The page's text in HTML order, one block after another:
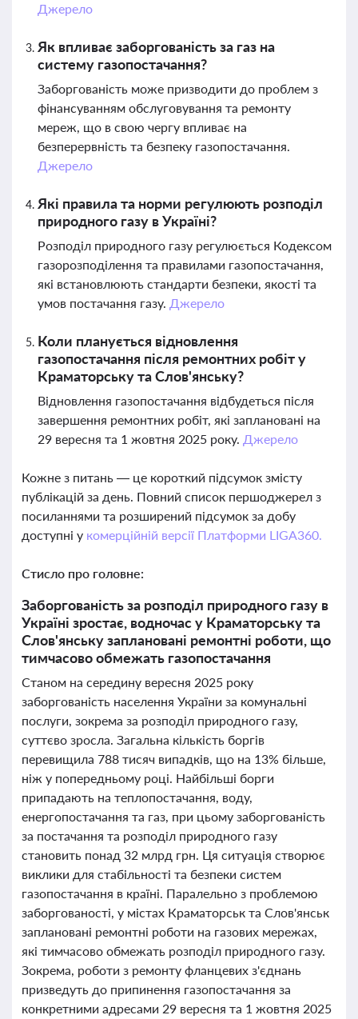
Джерело
Як впливає заборгованість за газ на
систему газопостачання?
Заборгованість може призводити до проблем з
фінансуванням обслуговування та ремонту
мереж, що в свою чергу впливає на
безперервність та безпеку газопостачання.
Джерело
Які правила та норми регулюють розподіл
природного газу в Україні?
Розподіл природного газу регулюється Кодексом
газорозподілення та правилами газопостачання,
які встановлюють стандарти безпеки, якості та
умов постачання газу. Джерело
Коли планується відновлення
газопостачання після ремонтних робіт у
Краматорську та Слов'янську?
Відновлення газопостачання відбудеться після
завершення ремонтних робіт, які заплановані на
29 вересня та 1 жовтня 2025 року. Джерело
Кожне з питань — це короткий підсумок змісту
публікацій за день. Повний список першоджерел з
посиланнями та розширений підсумок за добу
доступні у комерційній версії Платформи LIGA360.
Стисло про головне:
Заборгованість за розподіл природного газу в
Україні зростає, водночас у Краматорську та
Слов'янську заплановані ремонтні роботи, що
тимчасово обмежать газопостачання
Станом на середину вересня 2025 року
заборгованість населення України за комунальні
послуги, зокрема за розподіл природного газу,
суттєво зросла. Загальна кількість боргів
перевищила 788 тисяч випадків, що на 13% більше,
ніж у попередньому році. Найбільші борги
припадають на теплопостачання, воду,
енергопостачання та газ, при цьому заборгованість
за постачання та розподіл природного газу
становить понад 32 млрд грн. Ця ситуація створює
виклики для стабільності та безпеки систем
газопостачання в країні. Паралельно з проблемою
заборгованості, у містах Краматорськ та Слов'янськ
заплановані ремонтні роботи на газових мережах,
які тимчасово обмежать розподіл природного газу.
Зокрема, роботи з ремонту фланцевих з'єднань
призведуть до припинення газопостачання за
конкретними адресами 29 вересня та 1 жовтня 2025